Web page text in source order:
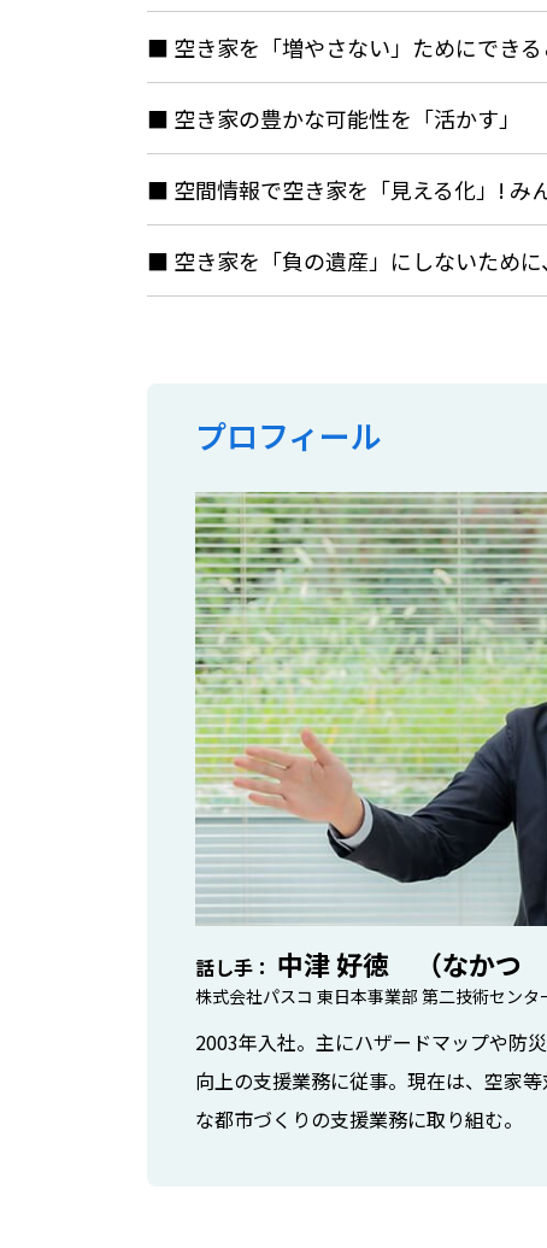
空き家を「増やさない」ためにできる
空き家の豊かな可能性を「活かす」
空間情報で空き家を「見える化」! み
空き家を「負の遺産」にしないため
プロフィール
話し手 中津 好徳 （なかつ
株式会社パスコ 東日本事業部 第二技術セン
2003年入社。主にハザードマップや防
向上の支援業務に従事。現在は、空家
な都市づくりの支援業務に取り組む。